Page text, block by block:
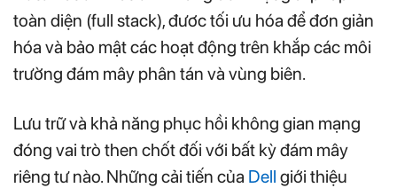
toàn diện (full stack), đươc tối ưu hóa để đơn giản
hóa và bảo mật các hoạt động trên khắp các môi
trường đám mây phân tán và vùng biên.
Lưu trữ và khả năng phục hồi không gian mạng
đóng vai trò then chốt đối với bất kỳ đám mây
riêng tư nào. Những cải tiến của Dell giới thiệu